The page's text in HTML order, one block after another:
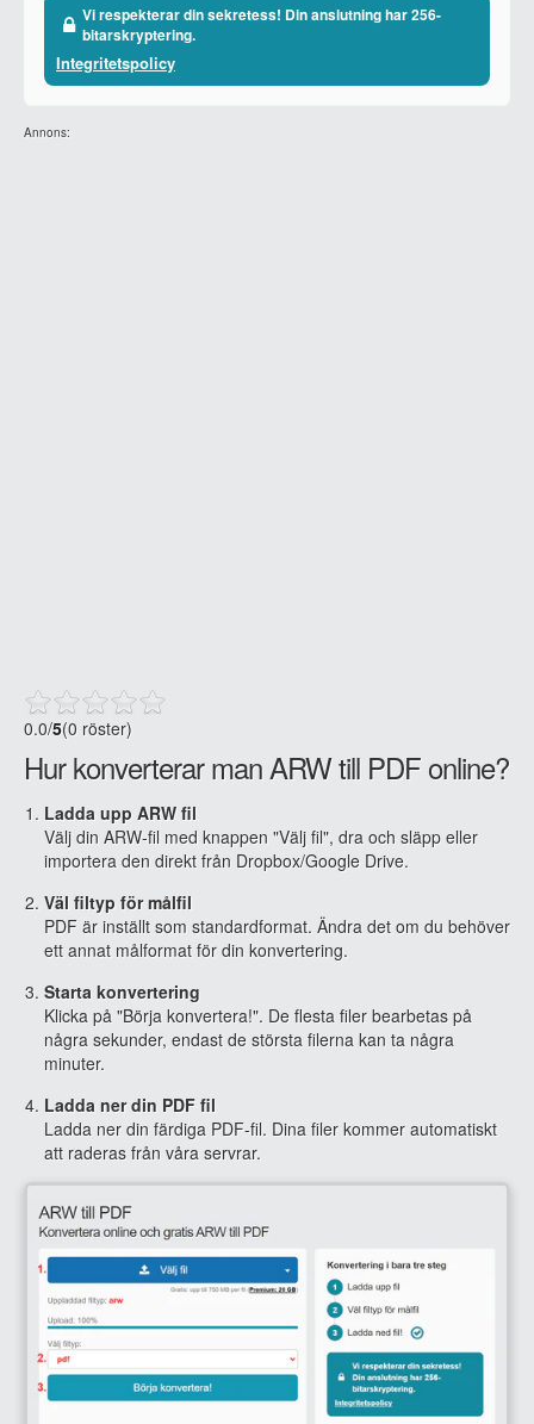
Vi respekterar din sekretess! Din anslutning har 256-
bitarskryptering.
Integritetspolicy
Annons:
0.0/5(0 röster)
Hur konverterar man ARW till PDF online?
Ladda upp ARW fil
Välj din ARW-fil med knappen "Välj fil", dra och släpp eller
importera den direkt från Dropbox/Google Drive.
Väl filtyp för målfil
PDF är inställt som standardformat. Ändra det om du behöver
ett annat målformat för din konvertering.
Starta konvertering
Klicka på "Börja konvertera!". De flesta filer bearbetas på
några sekunder, endast de största filerna kan ta några
minuter.
Ladda ner din PDF fil
Ladda ner din färdiga PDF-fil. Dina filer kommer automatiskt
att raderas från våra servrar.